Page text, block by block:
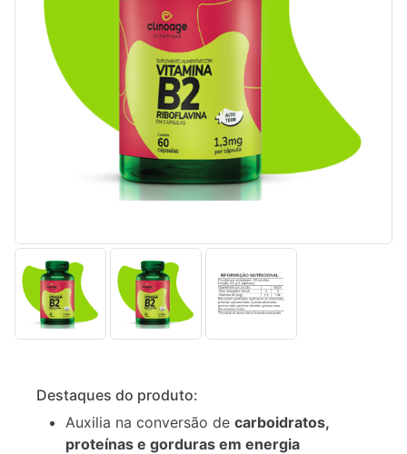
Descrição
Informação
adicional
Destaques do produto:
Auxilia na conversão de carboidratos,
proteínas e gorduras em energia